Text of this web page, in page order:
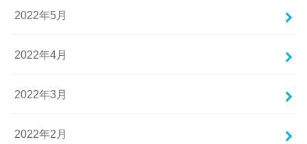
2022年5月
2022年4月
2022年3月
2022年2月